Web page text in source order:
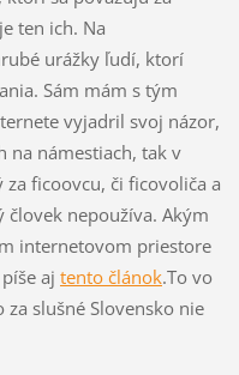
ten ich. Na
urážky ľudí, ktorí
Sám mám s tým
vyjadril svoj názor,
na námestiach, tak v
ficoovcu, či ficovoliča a
nepoužíva. Akým
internetovom priestore
aj tento článok.To vo
slušné Slovensko nie